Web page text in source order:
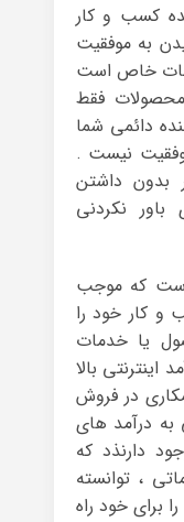
کسب و کار
به موفقیت
خاص است
فقط
دائمی شما
نیست .
بدون داشتن
نکردنی
است که موجب
و کار خود را
یا خدمات
بالا
در فروش
به درآمد های
دارنذد که
، توانسته
برای خود راه